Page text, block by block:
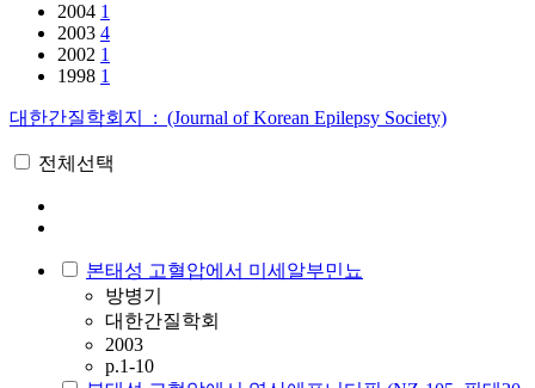
2004 1
2003 4
2002 1
1998 1
대한간질학회지 : (Journal of Korean Epilepsy Society)
전체선택
본태성 고혈압에서 미세알부민뇨
방병기
대한간질학회
2003
p.1-10